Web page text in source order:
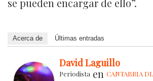
Acerca de Últimas entradas
David Laguillo
Periodista en CANTABRIA